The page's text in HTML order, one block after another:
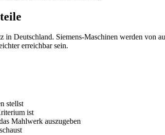
in Deutschland. Siemens-Maschinen werden
erreichbar sein.
stellst
ist
Mahlwerk auszugeben